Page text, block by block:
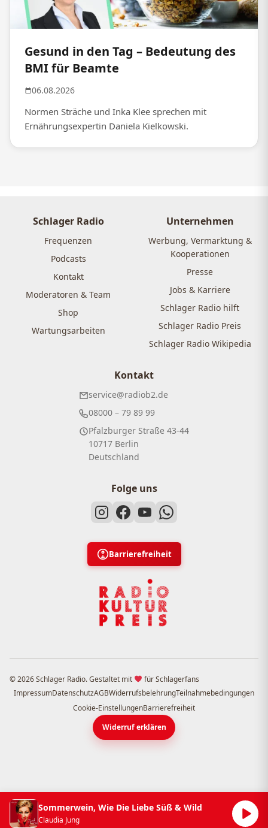
Gesund in den Tag – Bedeutung des
BMI für Beamte
06.08.2026
Normen Sträche und Inka Klee sprechen mit
Ernährungsexpertin Daniela Kielkowski.
Schlager Radio
Frequenzen
Podcasts
Kontakt
Moderatoren & Team
Shop
Wartungsarbeiten
Unternehmen
Werbung, Vermarktung &
Kooperationen
Presse
Jobs & Karriere
Schlager Radio hilft
Schlager Radio Preis
Schlager Radio Wikipedia
Kontakt
service@radiob2.de
08000 – 79 89 99
Pfalzburger Straße 43-44
10717 Berlin
Deutschland
Folge uns
Barrierefreiheit
© 2026 Schlager Radio. Gestaltet mit
für Schlagerfans
ImpressumDatenschutzAGBWiderrufsbelehrungTeilnahmebedingungen
Cookie-EinstellungenBarrierefreiheit
Widerruf erklären
Sommerwein, Wie Die Liebe Süß & Wild
Claudia Jung